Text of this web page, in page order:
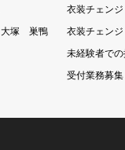
大塚 巣鴨
衣装チェンジ
衣装チェンジ
未経験者での
受付業務募集